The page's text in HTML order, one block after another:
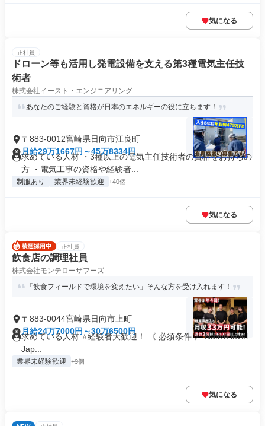
気になる
正社員
ドローン等も活用し発電設備を支える第3種電気主任技
術者
株式会社イースト・エンジニアリング
あなたのご経験と資格が日本のエネルギーの役に立ちます！
〒883-0012宮崎県日向市江良町
月給29万1667円～45万8334円
求めている人材 ・3種以上の電気主任技術者の資格をお持ちの
方 ・電気工事の資格や経験者...
制服あり 業界未経験歓迎 +40個
気になる
正社員
飲食店の調理社員
株式会社モンテローザフーズ
「飲食フィールドで環境を変えたい」そんな方を受け入れます！
〒883-0044宮崎県日向市上町
月給24万7000円～30万6500円
求めている人材 ⭐経験者大歓迎！ 《 必須条件 》 Native level
Jap...
業界未経験歓迎 +9個
気になる